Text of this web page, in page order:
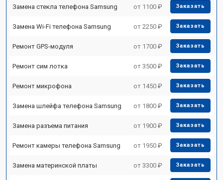
Замена стекла телефона Samsung от 1100 ₽ Заказать
Замена Wi-Fi телефона Samsung от 2250 ₽ Заказать
Ремонт GPS-модуля от 1700 ₽ Заказать
Ремонт сим лотка от 3500 ₽ Заказать
Ремонт микрофона от 1450 ₽ Заказать
Замена шлейфа телефона Samsung от 1800 ₽ Заказать
Замена разъема питания от 1900 ₽ Заказать
Ремонт камеры телефона Samsung от 1950 ₽ Заказать
Замена материнской платы от 3300 ₽ Заказать